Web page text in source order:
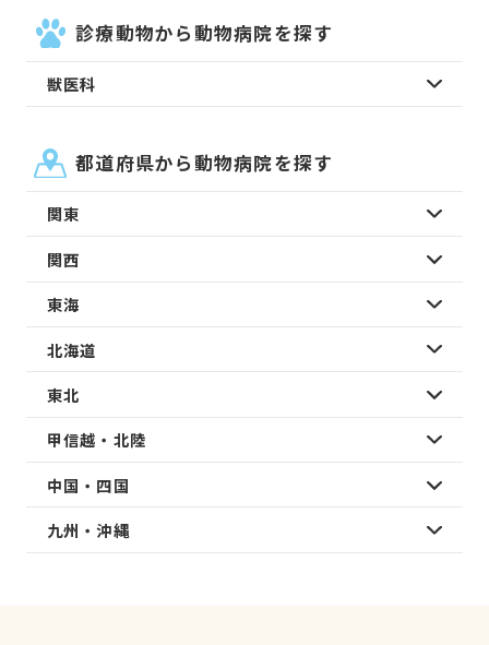
診療動物から動物病院を探す
獣医科
都道府県から動物病院を探す
関東
関西
東海
北海道
東北
甲信越・北陸
中国・四国
九州・沖縄